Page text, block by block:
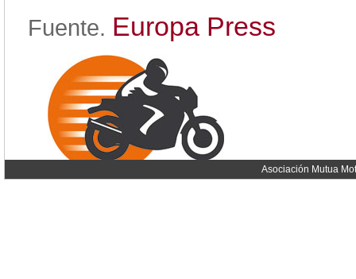
Fuente. Europa Press
Asociación Mutua